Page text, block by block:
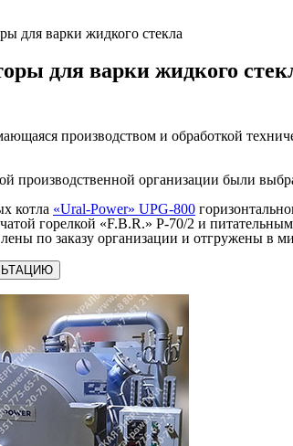
для варки жидкого стекла
для варки жидкого
производством и обработкой
производственной организации были
котла «Ural-Power» UPG-800
горелкой «F.B.R.» Р-70/2 и
по заказу организации и отгружены в